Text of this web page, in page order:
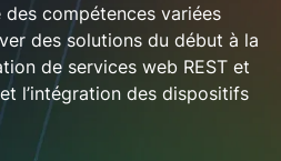
compétences variées
des solutions du début à la
de services web REST et
l’intégration des dispositifs